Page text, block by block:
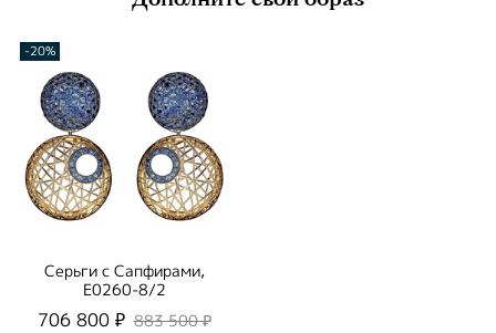
-20%
Серьги с Сапфирами,
E0260-8/2
706 800 ₽ 883 500 ₽